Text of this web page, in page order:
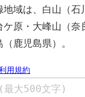
域は、白山（石
原・大峰山（奈
鹿児島県）。